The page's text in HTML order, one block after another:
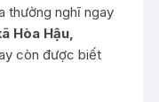
thường nghĩ ngay
Hòa Hậu,
còn được biết